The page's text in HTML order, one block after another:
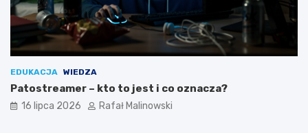
EDUKACJA WIEDZA
Patostreamer – kto to jest i co oznacza?
16 lipca 2026 Rafał Malinowski